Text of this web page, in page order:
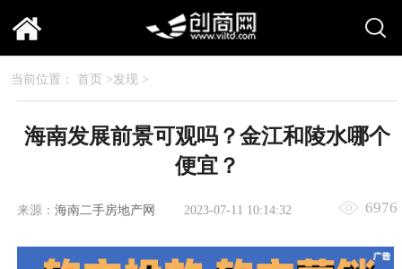
当前位置： 首页 >发现>
海南发展前景可观吗？金江和陵水哪个
便宜？
来源： 海南二手房地产网 2023-07-11 10:14:32 6976